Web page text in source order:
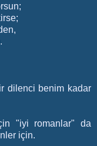
dilenci benim kadar
"iyi romanlar" da
için.